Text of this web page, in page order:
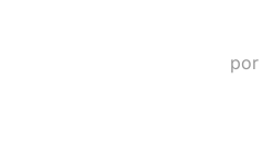
por